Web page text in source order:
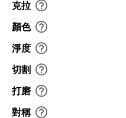
克拉
顏色
淨度
切割
打磨
對稱